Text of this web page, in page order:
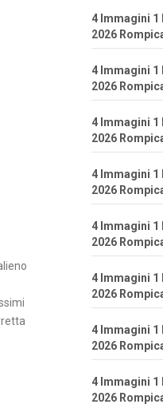
4 Immagini 1
2026
4 Immagini 1
2026
4 Immagini 1
2026
4 Immagini 1
2026
4 Immagini 1
2026
4 Immagini 1
2026
4 Immagini 1
2026
4 Immagini 1
2026